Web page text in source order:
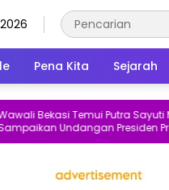
Pena Kita Sejarah
Temui Putra Sayuti Melik,
Undangan Presiden Prabowo
Negara